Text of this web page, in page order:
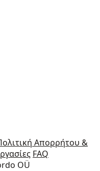
Απορρήτου &
FAQ
OÜ